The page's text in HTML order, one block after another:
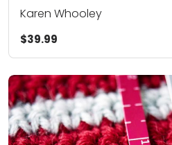
Karen Whooley
$39.99